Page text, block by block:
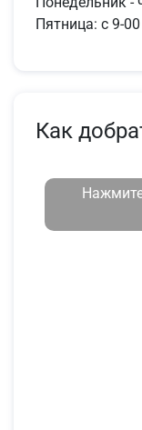
Пятница: с 9-
Как